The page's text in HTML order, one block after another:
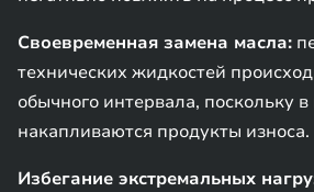
Своевременная замена масла:
технических жидкостей
обычного интервала, поскольку в
накапливаются продукты износа.
Избегание экстремальных